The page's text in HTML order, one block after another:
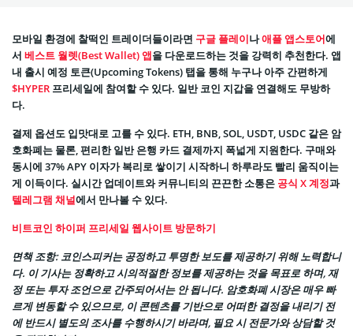
모바일 환경에 찰떡인 트레이더들이라면 구글 플레이나애플 앱스토어에
서 베스트 월렛(Best Wallet) 앱을 다운로드하는 것을 강력히 추천한다. 앱
내 출시 예정 토큰(Upcoming Tokens) 탭을 통해 누구나 아주 간편하게
$HYPER 프리세일에 참여할 수 있다. 일반 코인 지갑을 연결해도 무방하
다.
결제 옵션도 입맛대로 고를 수 있다. ETH, BNB, SOL, USDT, USDC 같은 암
호화폐는 물론, 편리한 일반 은행 카드 결제까지 폭넓게 지원한다. 구매와
동시에 37% APY 이자가 복리로 쌓이기 시작하니 하루라도 빨리 움직이는
게 이득이다. 실시간 업데이트와 커뮤니티의 끈끈한 소통은 공식 X 계정과
텔레그램 채널에서 만나볼 수 있다.
비트코인 하이퍼 프리세일 웹사이트 방문하기
면책 조항: 코인스피커는 공정하고 투명한 보도를 제공하기 위해 노력합니
다. 이 기사는 정확하고 시의적절한 정보를 제공하는 것을 목표로 하며, 재
정 또는 투자 조언으로 간주되어서는 안 됩니다. 암호화폐 시장은 매우 빠
르게 변동할 수 있으므로, 이 콘텐츠를 기반으로 어떠한 결정을 내리기 전
에 반드시 별도의 조사를 수행하시기 바라며, 필요 시 전문가와 상담할 것